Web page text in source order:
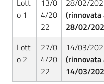
Lott
o 1
13/0
4/20
22
28/02/
(rinnovata
28/02/
Lott
o 2
27/0
4/20
22
14/03/
(rinnovata
14/03/